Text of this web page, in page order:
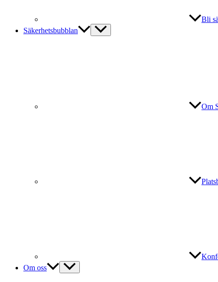
Bli
Säkerhetsbubblan
Om
Om oss